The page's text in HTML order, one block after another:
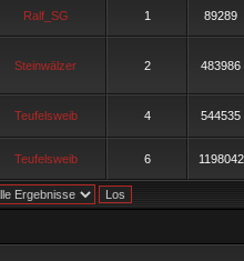
Ralf_SG 1 89289
Steinwälzer 2 483986
Teufelsweib 4 544535
Teufelsweib 6 1198042